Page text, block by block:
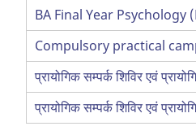
BA Final Year Psychology
Compulsory practical
प्रायोगिक सम्पर्क शिविर एवं
प्रायोगिक सम्पर्क शिविर एवं